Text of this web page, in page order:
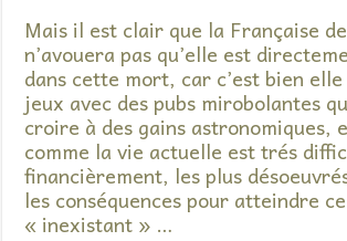
Mais il est clair que la Française
n’avouera pas qu’elle est
dans cette mort, car c’est bien
jeux avec des pubs mirobolantes
croire à des gains astronomiques,
comme la vie actuelle est trés
financièrement, les plus
les conséquences pour atteindre
« inexistant » …